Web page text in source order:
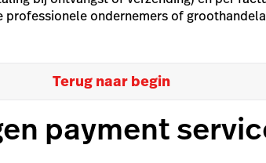
professionele ondernemers of
Terug naar begin
payment